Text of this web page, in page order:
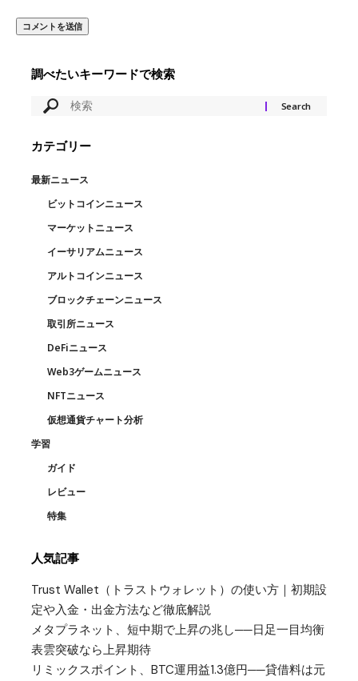
調べたいキーワードで検索
カテゴリー
最新ニュース
ビットコインニュース
マーケットニュース
イーサリアムニュース
アルトコインニュース
ブロックチェーンニュース
取引所ニュース
DeFiニュース
Web3ゲームニュース
NFTニュース
仮想通貨チャート分析
学習
ガイド
レビュー
特集
人気記事
Trust Wallet（トラストウォレット）の使い方｜初期設
定や入金・出金方法など徹底解説
メタプラネット、短中期で上昇の兆し──日足一目均衡
表雲突破なら上昇期待
リミックスポイント、BTC運用益1.3億円──貸借料は元